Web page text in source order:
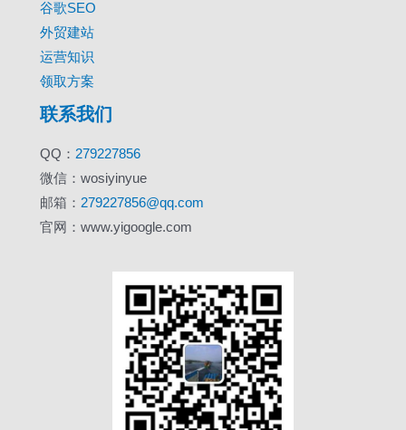
谷歌SEO
外贸建站
运营知识
领取方案
联系我们
QQ： 279227856
微信：wosiyinyue
邮箱： 279227856@qq.com
官网：www.yigoogle.com